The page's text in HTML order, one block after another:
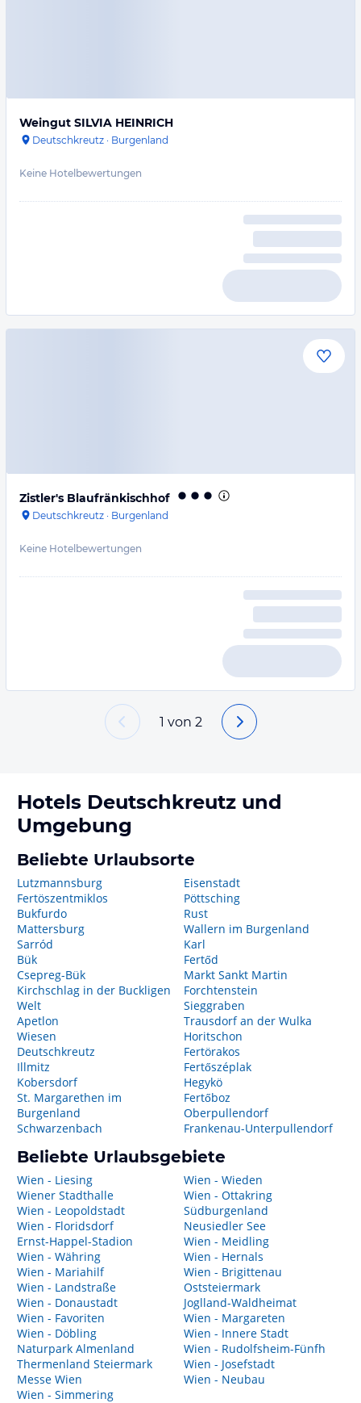
Weingut SILVIA HEINRICH
Deutschkreutz · Burgenland
Keine Hotelbewertungen
Zistler's Blaufränkischhof
Deutschkreutz · Burgenland
Keine Hotelbewertungen
1 von 2
Hotels Deutschkreutz und
Umgebung
Beliebte Urlaubsorte
Lutzmannsburg
Fertöszentmiklos
Bukfurdo
Mattersburg
Sarród
Bük
Csepreg-Bük
Kirchschlag in der Buckligen
Welt
Apetlon
Wiesen
Deutschkreutz
Illmitz
Kobersdorf
St. Margarethen im
Burgenland
Schwarzenbach
Eisenstadt
Pöttsching
Rust
Wallern im Burgenland
Karl
Fertőd
Markt Sankt Martin
Forchtenstein
Sieggraben
Trausdorf an der Wulka
Horitschon
Fertörakos
Fertőszéplak
Hegykö
Fertőboz
Oberpullendorf
Frankenau-Unterpullendorf
Beliebte Urlaubsgebiete
Wien - Liesing
Wiener Stadthalle
Wien - Leopoldstadt
Wien - Floridsdorf
Ernst-Happel-Stadion
Wien - Währing
Wien - Mariahilf
Wien - Landstraße
Wien - Donaustadt
Wien - Favoriten
Wien - Döbling
Naturpark Almenland
Thermenland Steiermark
Messe Wien
Wien - Simmering
Wien - Wieden
Wien - Ottakring
Südburgenland
Neusiedler See
Wien - Meidling
Wien - Hernals
Wien - Brigittenau
Oststeiermark
Joglland-Waldheimat
Wien - Margareten
Wien - Innere Stadt
Wien - Rudolfsheim-Fünfh
Wien - Josefstadt
Wien - Neubau